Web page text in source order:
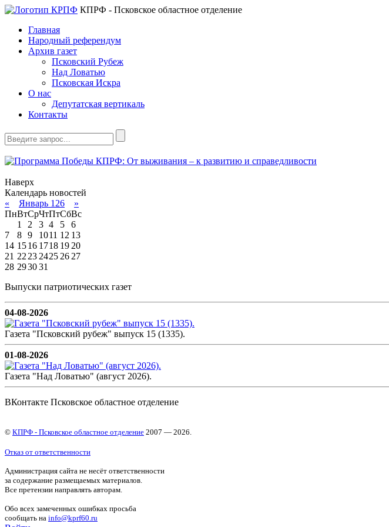
КПРФ - Псковское областное отделение
Главная
Народный референдум
Архив газет
Псковский Рубеж
Над Ловатью
Псковская Искра
О нас
Депутатская вертикаль
Контакты
Наверх
Календарь новостей
«
Январь 126
»
ПнВтСрЧтПтСбВс
1
2 3 4 5
6
7
8 9 1011 12 13
14 1516 1718 19 20
21 22 23 2425 26 27
28 293031
Выпуски патриотических газет
04-08-2026
Газета "Псковский рубеж" выпуск 15 (1335).
01-08-2026
Газета "Над Ловатью" (август 2026).
ВКонтакте Псковское областное отделение
© КПРФ - Псковское областное отделение 2007 — 2026.
Отказ от ответственности
Администрация сайта не несёт ответственности
за содержание размещаемых материалов.
Все претензии направлять авторам.
Обо всех замеченных ошибках просьба
сообщать на info@kprf60.ru